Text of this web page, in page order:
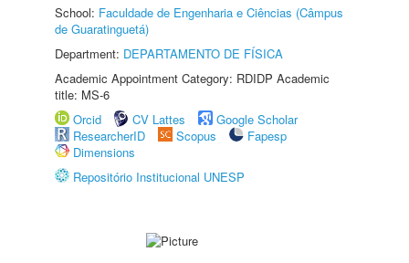
School: Faculdade de Engenharia e Ciências (Câmpus
de Guaratinguetá)
Department: DEPARTAMENTO DE FÍSICA
Academic Appointment Category: RDIDP Academic
title: MS-6
Orcid
CV Lattes
Google Scholar
ResearcherID
Scopus
Fapesp
Dimensions
Repositório Institucional UNESP